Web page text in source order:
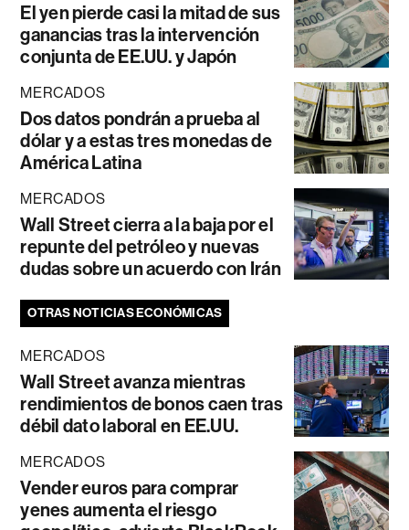
El yen pierde casi la mitad de sus
ganancias tras la intervención
conjunta de EE.UU. y Japón
MERCADOS
Dos datos pondrán a prueba al
dólar y a estas tres monedas de
América Latina
MERCADOS
Wall Street cierra a la baja por el
repunte del petróleo y nuevas
dudas sobre un acuerdo con Irán
OTRAS NOTICIAS ECONÓMICAS
MERCADOS
Wall Street avanza mientras
rendimientos de bonos caen tras
débil dato laboral en EE.UU.
MERCADOS
Vender euros para comprar
yenes aumenta el riesgo